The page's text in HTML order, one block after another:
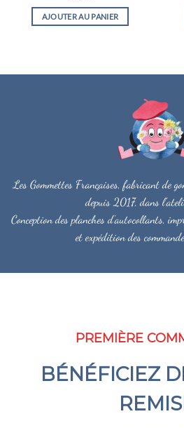
AJOUTER AU PANIER
Les Gommettes Françaises, fabricant de
depuis 2017, dans
Conception des planches d'autocollants,
et expédition des